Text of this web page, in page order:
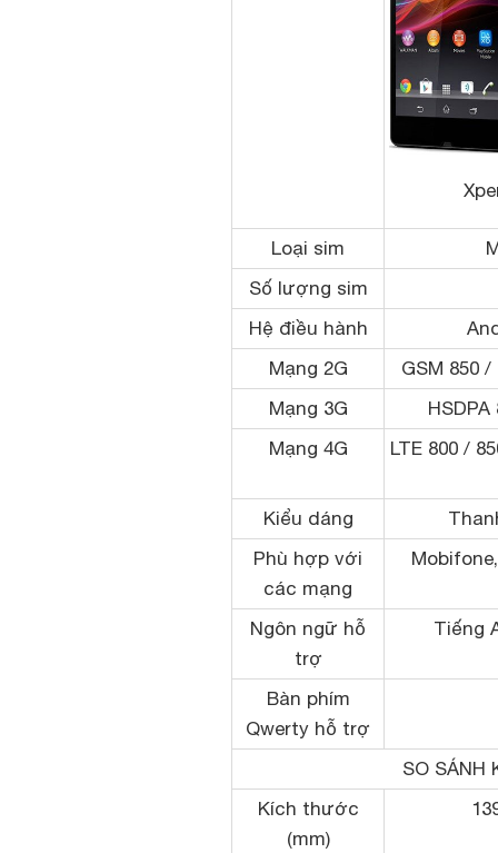
Loại sim
Số lượng sim
Hệ điều hành
Mạng 2G
GSM 850 /
Mạng 3G
HSDPA
Mạng 4G
LTE 800 /
Kiểu dáng
Phù hợp với
các mạng
Ngôn ngữ hỗ
trợ
Tiếng
Bàn phím
Qwerty hỗ trợ
SO SÁNH
Kích thước
(mm)